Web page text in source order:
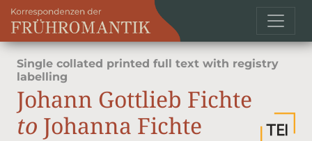
Single collated printed full text with registry
labelling
Johann Gottlieb Fichte
to Johanna Fichte